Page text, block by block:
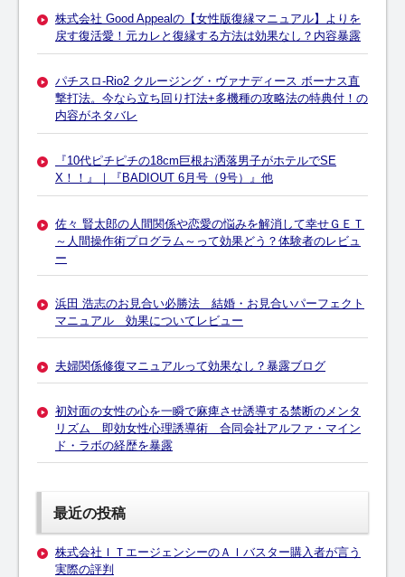
株式会社 Good Appealの【女性版復縁マニュアル】よりを
戻す復活愛！元カレと復縁する方法は効果なし？内容暴露
パチスロ-Rio2 クルージング・ヴァナディース ボーナス直
撃打法。今なら立ち回り打法+多機種の攻略法の特典付！の
内容がネタバレ
『10代ピチピチの18cm巨根お洒落男子がホテルでSE
X！！』｜『BADIOUT 6月号（9号）』他
佐々 賢太郎の人間関係や恋愛の悩みを解消して幸せＧＥＴ
～人間操作術プログラム～って効果どう？体験者のレビュ
ー
浜田 浩志のお見合い必勝法 結婚・お見合いパーフェクト
マニュアル 効果についてレビュー
夫婦関係修復マニュアルって効果なし？暴露ブログ
初対面の女性の心を一瞬で麻痺させ誘導する禁断のメンタ
リズム 即効女性心理誘導術 合同会社アルファ・マイン
ド・ラボの経歴を暴露
最近の投稿
株式会社ＩＴエージェンシーのＡＩバスター購入者が言う
実際の評判